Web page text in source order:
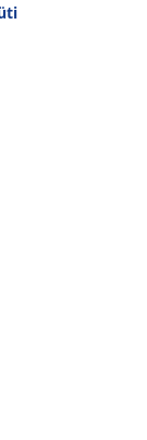
személyre
A
és a